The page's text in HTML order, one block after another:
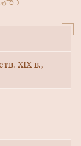
XIX в.,